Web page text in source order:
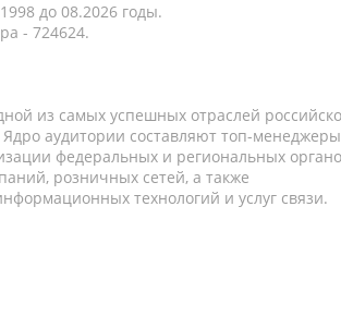
до 08.2026 годы.
- 724624.
из самых успешных отраслей
аудитории составляют топ-
федеральных и региональных
розничных сетей, а также
технологий и услуг связи.